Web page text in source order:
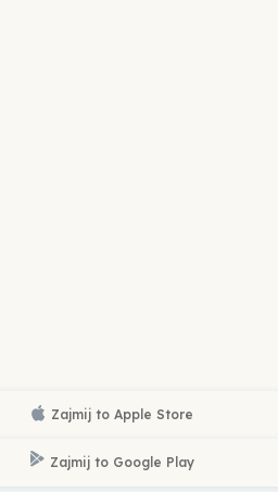
Zajmij to Apple Store
Zajmij to Google Play